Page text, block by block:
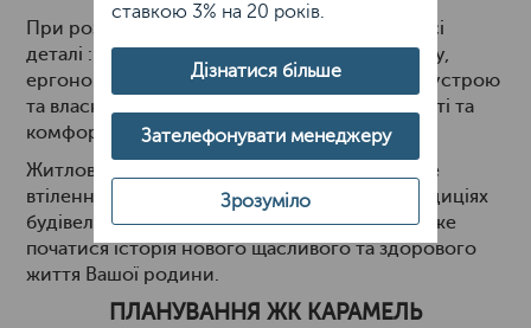
При розробці генплану ЖК були враховані усі
деталі : орієнтація будинків по сторонах світу,
ергономічне розташування елементів благоустрою
та власної інфраструктури - все для зручності та
комфорту майбутніх мешканців.
Житловий комплекс "Caramel Residence" - це
втілення якості і комфорту у найкращих традиціях
будівельної компанії ЛДБК. Це місце - де може
початися історія нового щасливого та здорового
життя Вашої родини.
ПЛАНУВАННЯ ЖК КАРАМЕЛЬ
ставкою 3% на 20 років.
Дізнатися більше
Зателефонувати менеджеру
Зрозуміло